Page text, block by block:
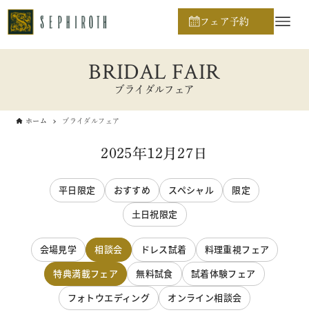
フェア予約
BRIDAL FAIR
ブライダルフェア
ホーム ブライダルフェア
2025年12月27日
平日限定 おすすめ スペシャル
限定
土日祝限定
会場見学 相談会 ドレス試着
料理重視フェア
特典満載フェア
無料試食
試着体験フェア
フォトウエディング
オンライン相談会